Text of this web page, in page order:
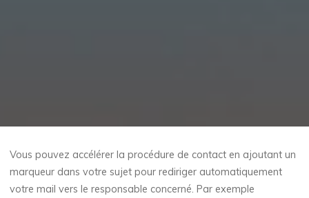
Vous pouvez accélérer la procédure de contact en ajoutant un
marqueur dans votre sujet pour rediriger automatiquement
votre mail vers le responsable concerné. Par exemple